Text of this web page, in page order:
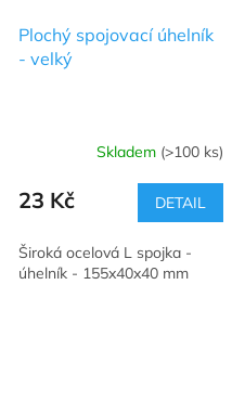
Plochý spojovací úhelník
- velký
Skladem (>100 ks)
23 Kč DETAIL
Široká ocelová L spojka -
úhelník - 155x40x40 mm